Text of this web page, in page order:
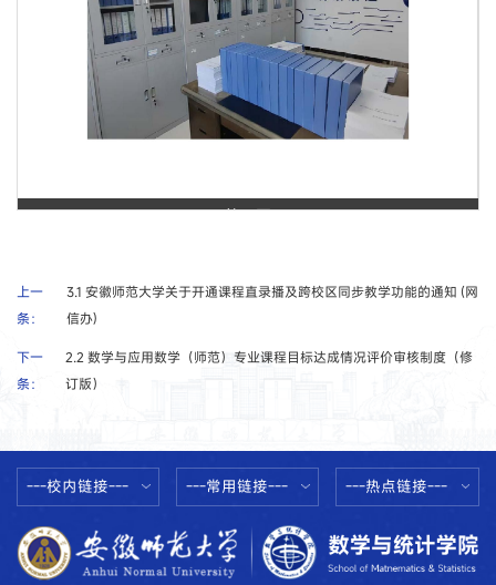
第 1 页
上一
条：
3.1 安徽师范大学关于开通课程直录播及跨校区同步教学功能的通知 (网
信办)
下一
条：
2.2 数学与应用数学（师范）专业课程目标达成情况评价审核制度（修
订版）
---校内链接--- ---常用链接--- ---热点链接---